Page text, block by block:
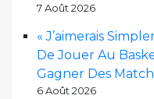
7 Août 2026
« J’aimerais
De Jouer Au
Gagner Des
6 Août 2026